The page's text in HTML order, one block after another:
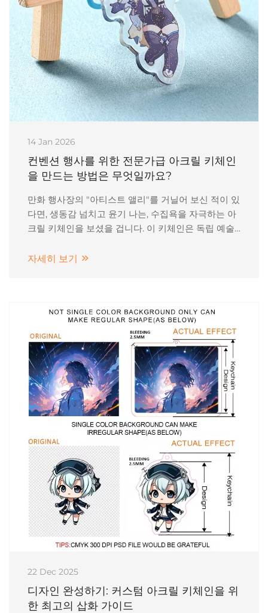
14 Jan 2026
컨벤션 행사를 위한 전문가급 아크릴 키체인
을 만드는 방법은 무엇일까요?
만화 행사장의 "아티스트 앨리"를 거닐어 보신 적이 있
다면, 생동감 넘치고 윤기 나는, 수집욕을 자극하는 아
크릴 키체인을 보셨을 겁니다. 이 키체인은 독립 예술
이 뛰어나기 때문입니다.
자세히 보기
22 Dec 2025
디자인 완성하기: 커스텀 아크릴 키체인을 위
한 최고의 삽화 가이드